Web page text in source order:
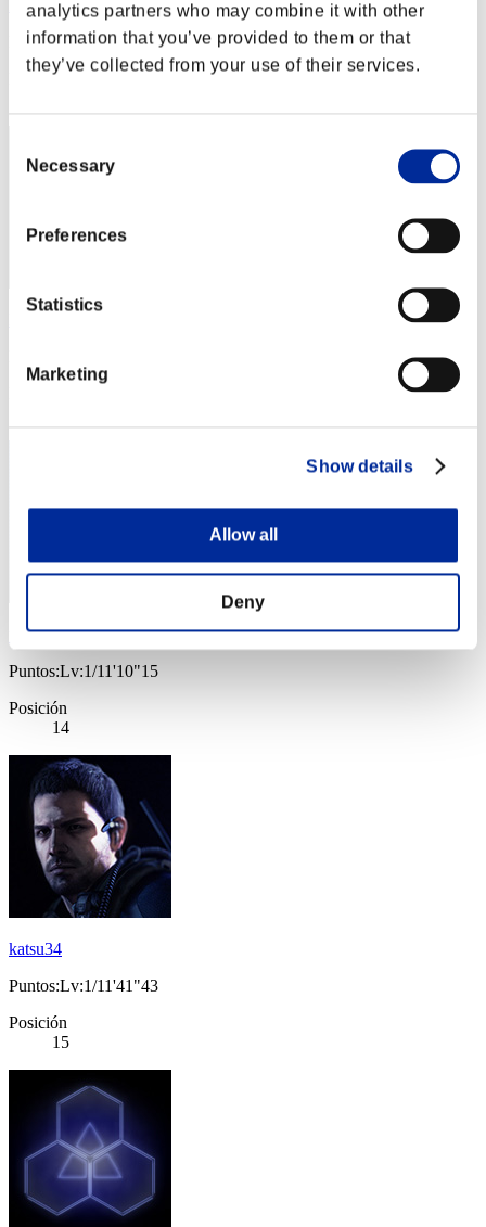
analytics partners who may combine it with other
information that you’ve provided to them or that
they’ve collected from your use of their services.
Selection
Necessary
Preferences
Statistics
Marketing
Show details
Allow all
Deny
ZaraSpook
Puntos:Lv:1/07'45"10
Posición
phelmaster
Puntos:Lv:1/11'10"15
Posición
14
katsu34
Puntos:Lv:1/11'41"43
Posición
15